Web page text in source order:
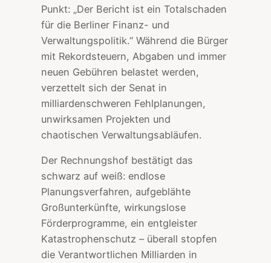
Punkt: „Der Bericht ist ein Totalschaden
für die Berliner Finanz- und
Verwaltungspolitik.“ Während die Bürger
mit Rekordsteuern, Abgaben und immer
neuen Gebühren belastet werden,
verzettelt sich der Senat in
milliardenschweren Fehlplanungen,
unwirksamen Projekten und
chaotischen Verwaltungsabläufen.
Der Rechnungshof bestätigt das
schwarz auf weiß: endlose
Planungsverfahren, aufgeblähte
Großunterkünfte, wirkungslose
Förderprogramme, ein entgleister
Katastrophenschutz – überall stopfen
die Verantwortlichen Milliarden in